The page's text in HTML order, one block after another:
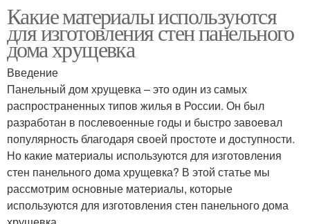
Какие материалы используются
для изготовления стен панельного
дома хрущевка
Введение
Панельный дом хрущевка – это один из самых
распространенных типов жилья в России. Он был
разработан в послевоенные годы и быстро завоевал
популярность благодаря своей простоте и доступности.
Но какие материалы используются для изготовления
стен панельного дома хрущевка? В этой статье мы
рассмотрим основные материалы, которые
используются для изготовления стен панельного дома